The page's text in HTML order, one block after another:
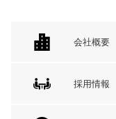
会社概要
採用情報